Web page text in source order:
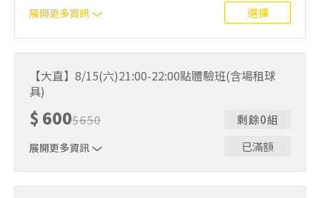
展開更多資訊
選擇
制。歡迎邀請親友一同報名參加，享受團體運動樂趣！ 如
人數未達開班門檻，或因天候不佳無法如期舉行，POA將視
情況安排延期或併班處理。 ⚠️ 報名完成後，如因天候因素
無法上課，僅提供課程延期選項，恕不退費，請參閱【報名
與課程異動規則】。報名後視為您已同意上述規則。
【大直】8/15(六)21:00-22:00點體驗班(含場租球
具)
$ 600$650
展開更多資訊
剩餘0組
已滿額